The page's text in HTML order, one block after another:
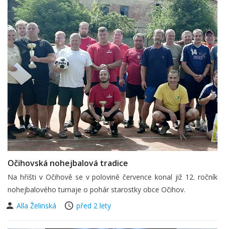
Očihovská nohejbalová tradice
Na hřišti v Očihově se v polovině července konal již 12. ročník
nohejbalového turnaje o pohár starostky obce Očihov.
Alla Želinská
před 2 lety